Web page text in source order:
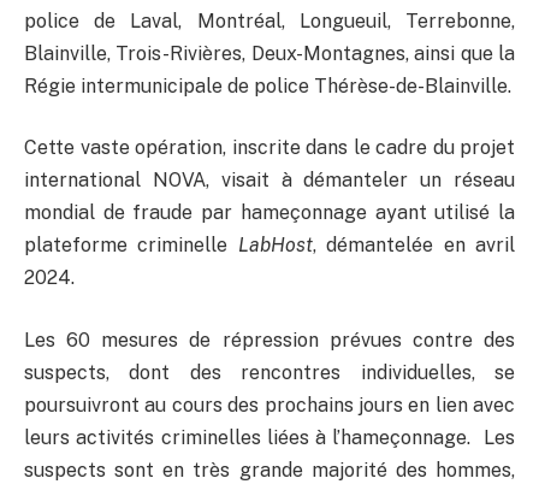
police de Laval, Montréal, Longueuil, Terrebonne,
Blainville, Trois-Rivières, Deux-Montagnes, ainsi que la
Régie intermunicipale de police Thérèse-de-Blainville.
Cette vaste opération, inscrite dans le cadre du projet
international NOVA, visait à démanteler un réseau
mondial de fraude par hameçonnage ayant utilisé la
plateforme criminelle LabHost, démantelée en avril
2024.
Les 60 mesures de répression prévues contre des
suspects, dont des rencontres individuelles, se
poursuivront au cours des prochains jours en lien avec
leurs activités criminelles liées à l’hameçonnage. Les
suspects sont en très grande majorité des hommes,